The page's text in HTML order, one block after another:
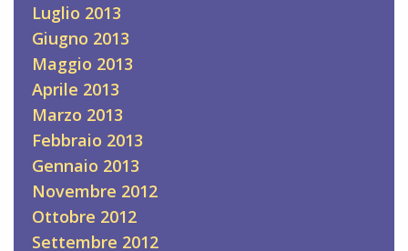
Luglio 2013
Giugno 2013
Maggio 2013
Aprile 2013
Marzo 2013
Febbraio 2013
Gennaio 2013
Novembre 2012
Ottobre 2012
Settembre 2012